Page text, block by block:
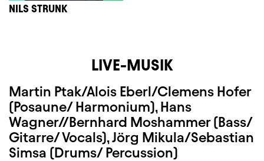
NILS STRUNK
LIVE-MUSIK
Martin Ptak/Alois Eberl/Clemens Hofer
(Posaune/ Harmonium), Hans
Wagner//Bernhard Moshammer (Bass/
Gitarre/ Vocals), Jörg Mikula/Sebastian
Simsa (Drums/ Percussion)